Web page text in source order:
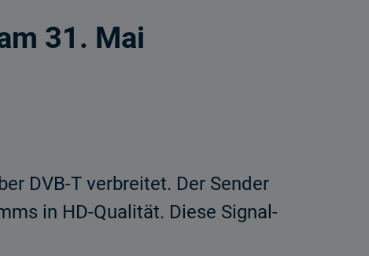
31. Mai
DVB-T verbreitet. Der Sender
in HD-Qualität. Diese Signal­